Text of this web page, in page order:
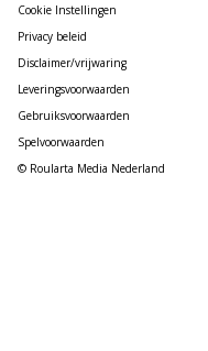
Cookie Instellingen
Privacy beleid
Disclaimer/vrijwaring
Leveringsvoorwaarden
Gebruiksvoorwaarden
Spelvoorwaarden
© Roularta Media Nederland